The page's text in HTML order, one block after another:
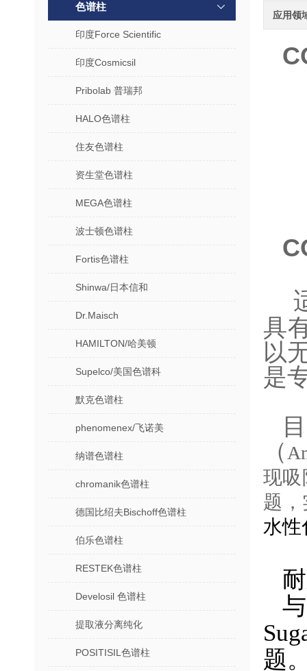
色谱柱
印度Force Scientific
印度Cosmicsil
Pribolab 普瑞邦
HALO色谱柱
住友色谱柱
资生堂色谱柱
MEGA色谱柱
波士顿色谱柱
Fortis色谱柱
Shinwa/日本信和
Dr.Maisch
HAMILTON/哈美顿
Supelco/美国色谱科
默克色谱柱
phenomenex/飞诺美
纳谱色谱柱
chromanik色谱柱
德国比绍夫Bischoff色谱柱
伯乐色谱柱
RESTEK色谱柱
Develosil 色谱柱
提取液分离纯化
POSITISIL色谱柱
应用领
具
以
是
（
现吸
题
水性
题